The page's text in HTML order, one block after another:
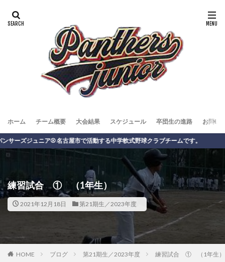
ホーム チーム概要 大会結果 スケジュール 卒団生の進路 お問い
ュニア⚾️ 名古屋市で活動する中学軟式野球クラブチームです。
練習試合 ① （1年生）
2021年12月18日 第21期生／2023年度
HOME ブログ 第21期生／2023年度 練習試合 ① （1年生）